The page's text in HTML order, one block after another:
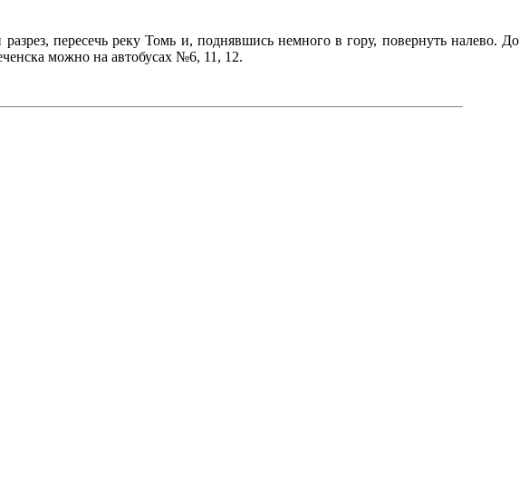
пересечь реку Томь и, поднявшись немного в гору, повернуть налево. До
можно на автобусах №6, 11, 12.